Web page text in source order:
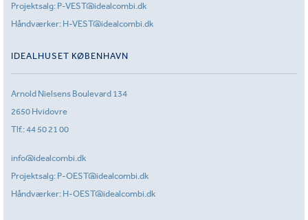
Projektsalg: P-VEST@idealcombi.dk
Håndværker: H-VEST@idealcombi.dk
IDEALHUSET KØBENHAVN
Arnold Nielsens Boulevard 134
2650 Hvidovre
Tlf.:44 50 21 00
info@idealcombi.dk
Projektsalg: P-OEST@idealcombi.dk
Håndværker: H-OEST@idealcombi.dk